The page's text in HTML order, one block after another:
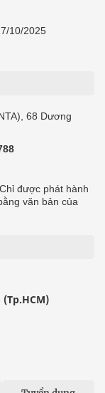
10/2025
68 Dương
được phát hành
văn bản của
(Tp.HCM)